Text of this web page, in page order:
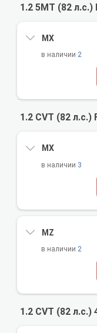
1.2 5MT (82 л.с.)
MX
2
1.2 CVT (82 л.с.)
MX
3
MZ
2
1.2 CVT (82 л.с.)